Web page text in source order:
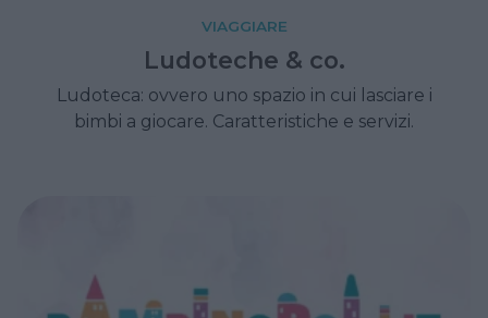
VIAGGIARE
Ludoteche & co.
Ludoteca: ovvero uno spazio in cui lasciare i
bimbi a giocare. Caratteristiche e servizi.